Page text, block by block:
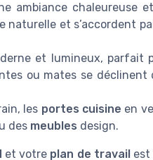
ambiance chaleureuse
naturelle et s’accordent
et lumineux, parfait
ou mates se déclinent
les portes cuisine en
des meubles design.
et votre plan de travail est